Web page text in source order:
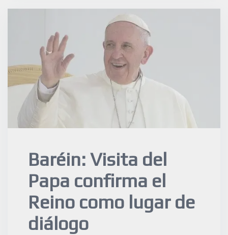
Baréin: Visita del
Papa confirma el
Reino como lugar de
diálogo